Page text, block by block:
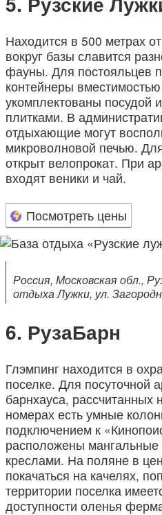
Находится в 500 метрах
вокруг базы славится
фауны. Для постояльцев
контейнеры
укомплектованы посудой
плитками. В
отдыхающие могут
микроволновой печью.
открыт велопрокат. При
входят веники и чай.
Посмотреть цены
Россия, Московская обл.,
отдыха Лужки, ул.
РузаБарн
Глэмпинг находится в
поселке. Для посуточной
барнхауса, рассчитанных
номерах есть умные
подключением к
расположены
креслами. На поляне в
покачаться на качелях,
территории поселка
доступности оленья